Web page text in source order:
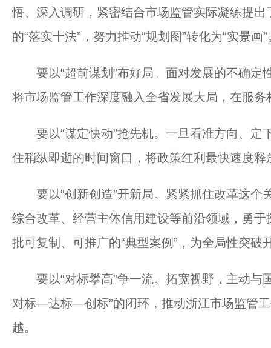
悟、深入调研，紧密结合市场监管实际凝练提
的“落实十法”，努力推动“规划图”转化为“实景画”
要以“超前谋划”布好局。面对发展的不确定
将市场监管工作深度融入全省发展大局，在服
要以“谋定快动”抢先机。一旦看准方向、定
住稍纵即逝的时间窗口，将政策红利最快速度释
要以“创新创造”开新局。紧紧抓住改革这个
综合改革、经营主体信用建设等前沿领域，勇
批可复制、可推广的“典型案例”，为全局性突破
要以“对标攀高”争一流。拓宽视野，主动与
对标—达标—创标”的闭环，推动浙江市场监管工
越。